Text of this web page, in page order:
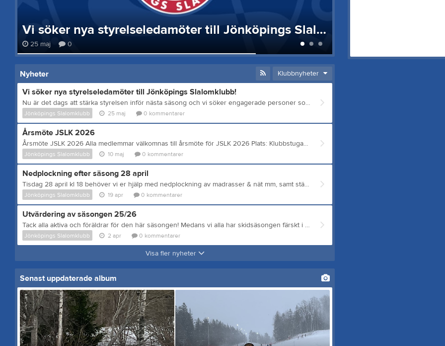
Vi söker nya styrelseledamöter till Jönköpings Slalomklubb!
25 maj 0
Nyheter Klubbnyheter
Vi söker nya styrelseledamöter till Jönköpings Slalomklubb!
Nu är det dags att stärka styrelsen inför nästa säsong och vi söker engagerade personer som vill vara med och utveckla klubben. Vi behöver särskilt: En person som tar ansvar för sponsorkontakter – någon som kan bygga och vårda relationer med befintliga och nya sponsorer. En tävlingskoordinator – som hjälper till att samordna anmälningar, transporter, boende och praktiska detaljer kring tävlingar. Detta är en ny roll som vi tror kan sänka tröskeln rejält för de som är nya på tävlingsbiten. Det är också dags att förnya valberedningen. Vi söker därför nya ledamöter även dit. Känner du själv att du skulle kunna bidra, eller har du förslag på någon som skulle passa bra? Hör gärna av dig! Kontakta: Gustav eller Mattias Med vänliga hälsningar Valberedningen Jönköpings Slalomklubb Gustav Corne 072 55 27 208 gustav@corne.se Mattias Nordqvist 070 88 25 624 profmnordqvist@gmail.com
Jönköpings Slalomklubb 25 maj 0 kommentarer
Årsmöte JSLK 2026
Årsmöte JSLK 2026 Alla medlemmar välkomnas till årsmöte för JSLK 2026 Plats: Klubbstugan, Järabacken Datum och tid: tisdag 9/6, kl. 18:00 Frågor och motioner ska vara styrelsen tillhanda senast 31/5. Årsmötesmaterial skickas ut senast en vecka innan årsmötet, d.v.s. 2/6. Fika serveras innan mötet börjar, meddela ev. allergier. Frågor och motioner skickas till info@jslk.se. Välkomna önskar Styrelsen
Jönköpings Slalomklubb 10 maj 0 kommentarer
Nedplockning efter säsong 28 april
Tisdag 28 april kl 18 behöver vi er hjälp med nedplockning av madrasser & nät mm, samt städning av stuga och garage efter säsongen. Det bjuds på burgare och dryck till er som dyker upp. /Drift & styrelse
Jönköpings Slalomklubb 19 apr 0 kommentarer
Utvärdering av säsongen 25/26
Tack alla aktiva och föräldrar för den här säsongen! Medans vi alla har skidsäsongen färskt i minnet vill vi tränare passa på att skicka ut en utvärdering. Det är jätte värdefullt att ni fyller i den så vi vet vad vi kan förbättra till nästa säsong. Vi är alla en del av klubben och det är för oss som tränare viktigt att alla får och vill göra sin röst hörd för att det ska bli så bra som möjligt. Fyll gärna i den direkt, men allra senast söndag 12/4. Länk till formuläret: https://forms.cloud.microsoft/Pages/ResponsePage.aspx?id=PX342uKPCkOkHtjMeJliRkAvnjwW5G9DkrjpHWah9vlUNTRLUk4xSDAxNVhCUUVHSU1TM0xWQUxHTS4u
Jönköpings Slalomklubb 2 apr 0 kommentarer
Visa fler nyheter
Senast uppdaterade album